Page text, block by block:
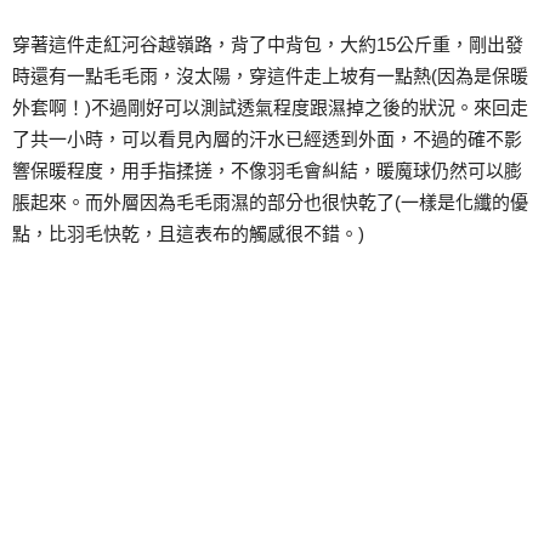
穿著這件走紅河谷越嶺路，背了中背包，大約15公斤重，剛出發
時還有一點毛毛雨，沒太陽，穿這件走上坡有一點熱(因為是保暖
外套啊！)不過剛好可以測試透氣程度跟濕掉之後的狀況。來回走
了共一小時，可以看見內層的汗水已經透到外面，不過的確不影
響保暖程度，用手指揉搓，不像羽毛會糾結，暖魔球仍然可以膨
脹起來。而外層因為毛毛雨濕的部分也很快乾了(一樣是化纖的優
點，比羽毛快乾，且這表布的觸感很不錯。)